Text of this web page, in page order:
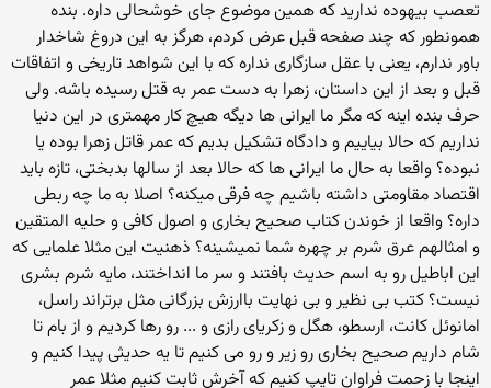
تعصب بیهوده ندارید که همین موضوع جای خوشحالی داره. بنده
همونطور که چند صفحه قبل عرض کردم، هرگز به این دروغ شاخدار
باور ندارم، یعنی با عقل سازگاری نداره که با این شواهد تاریخی و اتفاقات
قبل و بعد از این داستان، زهرا به دست عمر به قتل رسیده باشه. ولی
حرف بنده اینه که مگر ما ایرانی ها دیگه هیچ کار مهمتری در این دنیا
نداریم که حالا بیاییم و دادگاه تشکیل بدیم که عمر قاتل زهرا بوده یا
نبوده؟ واقعا به حال ما ایرانی ها که حالا بعد از سالها بدبختی، تازه باید
اقتصاد مقاومتی داشته باشیم چه فرقی میکنه؟ اصلا به ما چه ربطی
داره؟ واقعا از خوندن کتاب صحیح بخاری و اصول کافی و حلیه المتقین
و امثالهم عرق شرم بر چهره شما نمیشینه؟ ذهنیت این مثلا علمایی که
این اباطیل رو به اسم حدیث بافتند و سر ما انداختند، مایه شرم بشری
نیست؟ کتب بی نظیر و بی نهایت باارزش بزرگانی مثل برتراند راسل،
امانوئل کانت، ارسطو، هگل و زکریای رازی و ... رو رها کردیم و از بام تا
شام داریم صحیح بخاری رو زیر و رو می کنیم تا یه حدیثی پیدا کنیم و
اینجا با زحمت فراوان تایپ کنیم که آخرش ثابت کنیم مثلا عمر